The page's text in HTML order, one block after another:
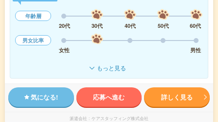
年齢層
20代
30代 40代 50代
60代
男女比率
女性
男性
もっと見る
気になる! 応募へ進む 詳しく見る
派遣会社 ケアスタッフィング株式会社